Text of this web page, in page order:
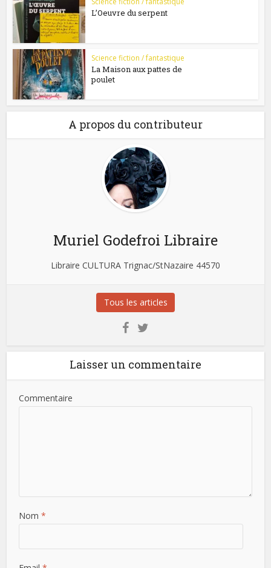
L’Oeuvre du serpent
Science fiction / fantastique
La Maison aux pattes de
poulet
A propos du contributeur
Muriel Godefroi Libraire
Libraire CULTURA Trignac/StNazaire 44570
Tous les articles
Laisser un commentaire
Commentaire
Nom *